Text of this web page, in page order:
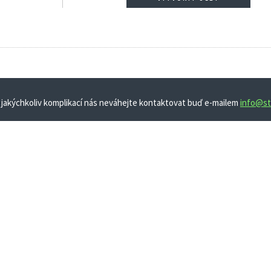
jakýchkoliv komplikací nás neváhejte kontaktovat buď e-mailem